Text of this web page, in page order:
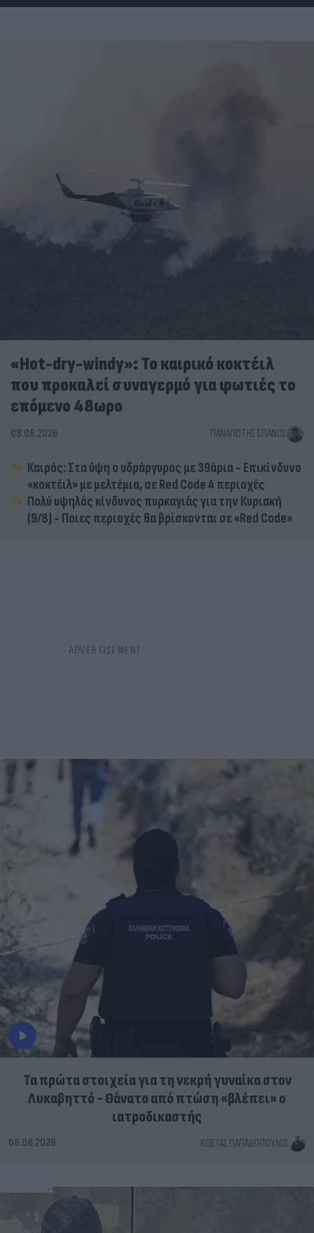
«Hot-dry-windy»: Το καιρικό κοκτέιλ
που προκαλεί συναγερμό για φωτιές το
επόμενο 48ωρο
08.08.2026 ΠΑΝΑΓΙΏΤΗΣ ΣΠΑΝΌΣ
Καιρός: Στα ύψη ο υδράργυρος με 39άρια - Επικίνδυνο
«κοκτέιλ» με μελτέμια, σε Red Code 4 περιοχές
Πολύ υψηλός κίνδυνος πυρκαγιάς για την Κυριακή
(9/8) - Ποιες περιοχές θα βρίσκονται σε «Red Code»
Τα πρώτα στοιχεία για τη νεκρή γυναίκα στον
Λυκαβηττό - Θάνατο από πτώση «βλέπει» ο
ιατροδικαστής
08.08.2026 ΚΏΣΤΑΣ ΠΑΠΑΔΌΠΟΥΛΟΣ